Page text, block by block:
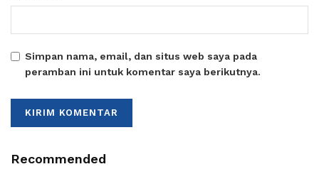
Simpan nama, email, dan situs web saya pada
peramban ini untuk komentar saya berikutnya.
Recommended